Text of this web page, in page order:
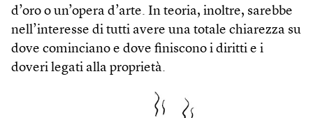
d’oro o un’opera d’arte. In teoria, inoltre, sarebbe
nell’interesse di tutti avere una totale chiarezza su
dove cominciano e dove finiscono i diritti e i
doveri legati alla proprietà.